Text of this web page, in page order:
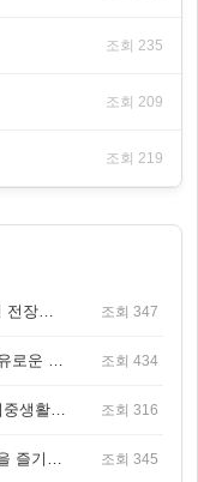
조회 235
조회 209
조회 219
아머드 트레인 워페어 – 무장 열차를 지휘해 전장을 돌파하는 생존 전투 게임 조회 347
랑그릿사: 검의 바다 – 듀얼 영웅 편성과 자유로운 탐험을 결합한 판타지 전략 RPG 조회 434
블랙우드 – DVD 대여점 주인과 암살자의 이중생활을 그린 3인칭 액션 스릴러 게임 조회 316
렉크리에이션 2 – 차량 충돌과 지름길 경쟁을 즐기는 오픈월드 아케이드 레이싱 게임 조회 345